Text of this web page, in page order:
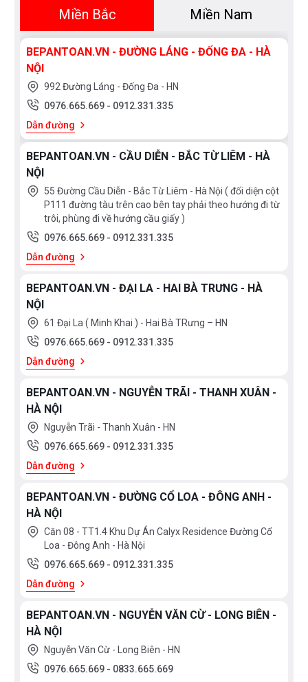
hoa sen sẽ dễ dàng giúp rửa trôi bụi bẩn, màn đến làn
3. Tăng cường hệ miễn dịch, giảm căng thẳng
Khi tắm dưới vòi hoa sen, các bạn nên tiến hành xoa
bóp nhẹ nhàng kết hợp cùng việc tùy chỉnh nhiệt độ
dòng nước sao cho phù hợp. Làm như vậy sẽ giúp
kích hoạt hệ thống miễn dịch cho cơ thể, nhờ đó mà
tinh thần được sảng khoái và tràn trề sinh lực. Hãy bắt
đầu một ngày mới thật tỉnh táo và ngập tràn năng
lượng bằng việc chăm sóc cơ thể với những tia nước li
ti mát lạnh từ vòi tắm hoa sen.
Các nhà khoa học đến từ khoa Ung thư phóng xạ thuộc
Đại học Virginia Commonwealth đã nghiên cứu và
khẳng định rằng, việc tắm dưới vòi nước lạnh có khả
chứng bệnh trầm cảm, đồng thời mang lại động lực
làm việc và tinh thần sảng khoái nhất. Đó cũng chính
là lý do vì sao có rất nhiều ý tưởng mới mẻ, độc đáo
được nảy sinh trong quá trình tắm của con người.
Chúng tôi xin được giới thiệu tới quý khách hàng sản
phẩm sen cây nhiệt độ KOBESI KB 6607B : Đây là
một trong những sản phẩm hàng đầu của hãng
KOBESI với thiết kết bắt mắt hiện đại.Sản phẩm
thuộc dòng cây sen nhiệt độ với những ưu điểm vượt
kết hợp lớp mạ Crom-Ni chống han gỉ phù hợp với môi
trường ẩm ướt như phòng tắm. Kiểu dáng hình khối
vuông vắn mạnh mẽ mà lại tinh tế cam kết làm vừa
lòng mọi khách hàng khó tính.
Miền Bắc Miền Nam
BEPANTOAN.VN - ĐƯỜNG LÁNG - ĐỐNG ĐA - HÀ
NỘI
992 Đường Láng - Đống Đa - HN
0976.665.669 - 0912.331.335
Dẫn đường
BEPANTOAN.VN - CẦU DIỄN - BẮC TỪ LIÊM - HÀ
NỘI
55 Đường Cầu Diễn - Bắc Từ Liêm - Hà Nội ( đối diện cột
P111 đường tàu trên cao bên tay phải theo hướng đi từ
trôi, phùng đi về hướng cầu giấy )
0976.665.669 - 0912.331.335
Dẫn đường
BEPANTOAN.VN - ĐẠI LA - HAI BÀ TRƯNG - HÀ
NỘI
61 Đại La ( Minh Khai ) - Hai Bà TRưng – HN
0976.665.669 - 0912.331.335
Dẫn đường
BEPANTOAN.VN - NGUYỄN TRÃI - THANH XUÂN -
HÀ NỘI
Nguyễn Trãi - Thanh Xuân - HN
0976.665.669 - 0912.331.335
Dẫn đường
BEPANTOAN.VN - ĐƯỜNG CỔ LOA - ĐÔNG ANH -
HÀ NỘI
Căn 08 - TT1.4 Khu Dự Án Calyx Residence Đường Cổ
Loa - Đông Anh - Hà Nội
0976.665.669 - 0912.331.335
Dẫn đường
BEPANTOAN.VN - NGUYỄN VĂN CỪ - LONG BIÊN -
HÀ NỘI
Nguyễn Văn Cừ - Long Biên - HN
0976.665.669 - 0833.665.669